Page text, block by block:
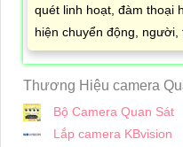
quét linh hoạt, đàm thoại
hiện chuyển động,
Thương Hiệu camera
Bộ Camera Quan Sát
Lắp camera KBvision